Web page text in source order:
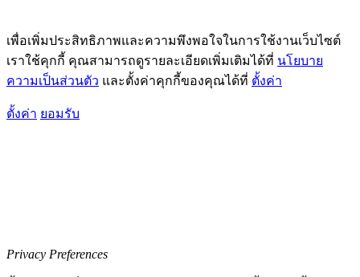
เพื่อเพิ่มประสิทธิภาพและความพึงพอใจในการใช้งานเว็บไซต์
เราใช้คุกกี้ คุณสามารถดูรายละเอียดเพิ่มเติมได้ที่ นโยบาย
ความเป็นส่วนตัว และตั้งค่าคุกกี้ของคุณได้ที่ ตั้งค่า
ตั้งค่า ยอมรับ
Privacy Preferences